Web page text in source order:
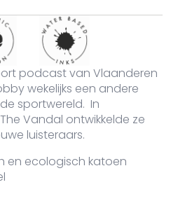
podcast van Vlaanderen
wekelijks een andere
sportwereld. In
Vandal ontwikkelde ze
luisteraars.
en ecologisch katoen
XL